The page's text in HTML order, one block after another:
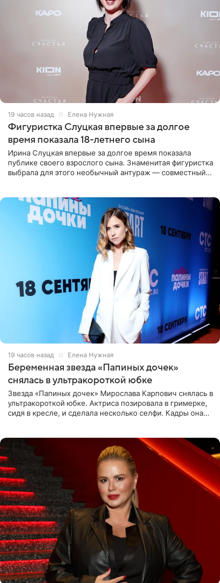
19 часов назад Елена Нужная
Фигуристка Слуцкая впервые за долгое
время показала 18-летнего сына
Ирина Слуцкая впервые за долгое время показала
публике своего взрослого сына. Знаменитая фигуристка
выбрала для этого необычный антураж — совместный
19 часов назад Елена Нужная
Беременная звезда «Папиных дочек»
снялась в ультракороткой юбке
Звезда «Папиных дочек» Мирослава Карпович снялась в
ультракороткой юбке. Актриса позировала в гримерке,
сидя в кресле, и сделала несколько селфи. Кадры она